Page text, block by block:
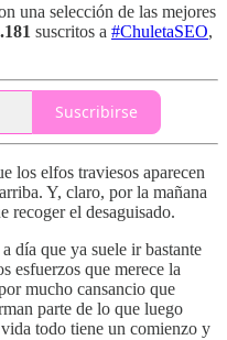
una selección de las mejores
suscritos a #ChuletaSEO,
Suscribirse
los elfos traviesos aparecen
Y, claro, por la mañana
recoger el desaguisado.
día que ya suele ir bastante
esfuerzos que merece la
mucho cansancio que
parte de lo que luego
todo tiene un comienzo y